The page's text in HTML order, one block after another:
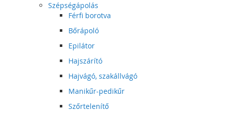
Szépségápolás
Férfi borotva
Bőrápoló
Epilátor
Hajszárító
Hajvágó, szakállvágó
Manikűr-pedikűr
Szőrtelenítő